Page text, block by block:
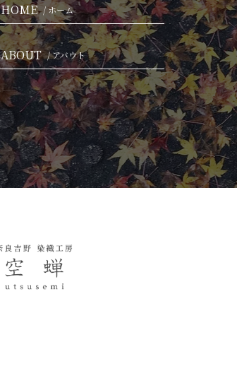
HOME / ホーム
ABOUT / アバウト